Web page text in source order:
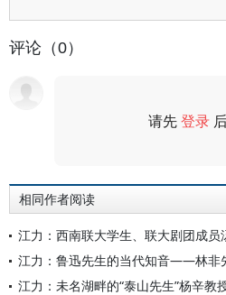
评论（0）
请先登录
相同作者阅读
江力：西南联大学生、联大剧团成员
江力：鲁迅先生的当代知音——林非
江力：未名湖畔的“泰山先生”杨辛教